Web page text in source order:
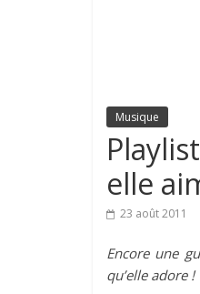
Musique
elle
23 août 2011
Encore une
qu’elle adore !